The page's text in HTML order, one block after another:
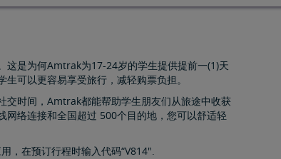
这是为何Amtrak为17-24岁的学生提供提前一(1)天
可以更容易享受旅行，减轻购票负担。
交时间，Amtrak都能帮助学生朋友们从旅途中收获
络连接和全国超过 500个目的地，您可以舒适轻
，在预订行程时输入代码“V814".